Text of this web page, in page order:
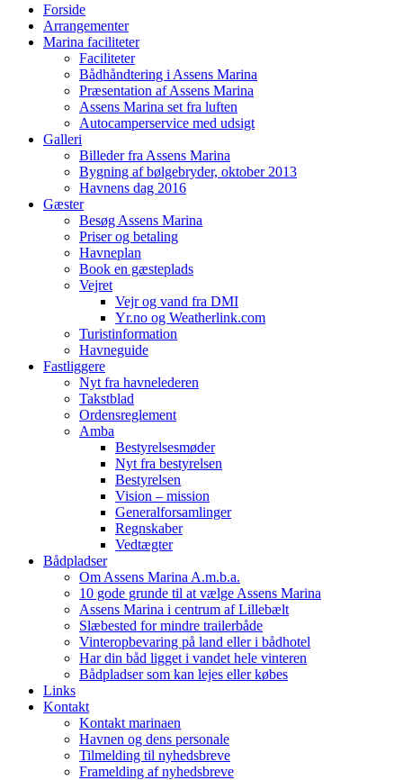
Forside
Arrangementer
Marina faciliteter
Faciliteter
Bådhåndtering i Assens Marina
Præsentation af Assens Marina
Assens Marina set fra luften
Autocamperservice med udsigt
Galleri
Billeder fra Assens Marina
Bygning af bølgebryder, oktober 2013
Havnens dag 2016
Gæster
Besøg Assens Marina
Priser og betaling
Havneplan
Book en gæsteplads
Vejret
Vejr og vand fra DMI
Yr.no og Weatherlink.com
Turistinformation
Havneguide
Fastliggere
Nyt fra havnelederen
Takstblad
Ordensreglement
Amba
Bestyrelsesmøder
Nyt fra bestyrelsen
Bestyrelsen
Vision – mission
Generalforsamlinger
Regnskaber
Vedtægter
Bådpladser
Om Assens Marina A.m.b.a.
10 gode grunde til at vælge Assens Marina
Assens Marina i centrum af Lillebælt
Slæbested for mindre trailerbåde
Vinteropbevaring på land eller i bådhotel
Har din båd ligget i vandet hele vinteren
Bådpladser som kan lejes eller købes
Links
Kontakt
Kontakt marinaen
Havnen og dens personale
Tilmelding til nyhedsbreve
Framelding af nyhedsbreve